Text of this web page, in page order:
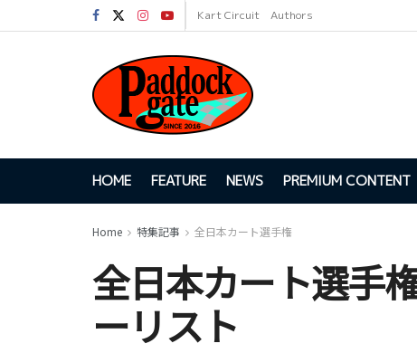
Kart Circuit Authors
HOME FEATURE NEWS PREMIUM CONTENT
Home 特集記事 全日本カート選手権
全日本カート選手
ーリスト